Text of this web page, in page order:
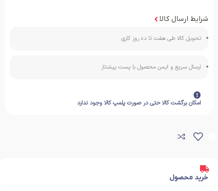
شرایط ارسال کالا
تحویل کالا طی هفت تا ده روز کاری
ارسال سریع و ایمن محصول با پست پیشتاز
امکان برگشت کالا حتی در صورت پلمپ کالا وجود ندارد
خرید محصول